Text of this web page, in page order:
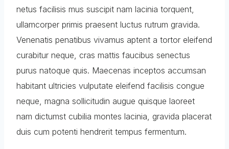
netus facilisis mus suscipit nam lacinia torquent,
ullamcorper primis praesent luctus rutrum gravida.
Venenatis penatibus vivamus aptent a tortor eleifend
curabitur neque, cras mattis faucibus senectus
purus natoque quis. Maecenas inceptos accumsan
habitant ultricies vulputate eleifend facilisis congue
neque, magna sollicitudin augue quisque laoreet
nam dictumst cubilia montes lacinia, gravida placerat
duis cum potenti hendrerit tempus fermentum.